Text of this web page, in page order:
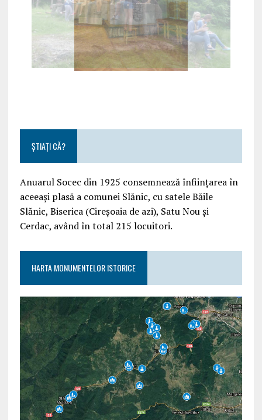
ȘTIAȚI CĂ?
Anuarul Socec din 1925 consemnează înființarea în
aceeași plasă a comunei Slănic, cu satele Băile
Slănic, Biserica (Cireșoaia de azi), Satu Nou și
Cerdac, având în total 215 locuitori.
HARTA MONUMENTELOR ISTORICE